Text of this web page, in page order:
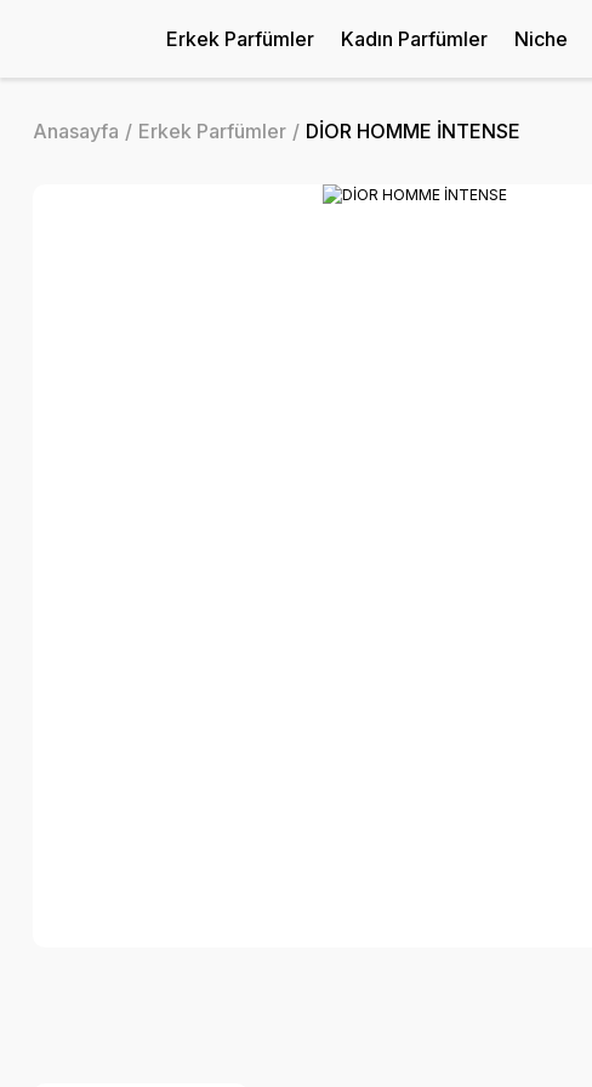
Erkek Parfümler Kadın Parfümler Niche
Anasayfa Erkek Parfümler DİOR HOMME İNTENSE